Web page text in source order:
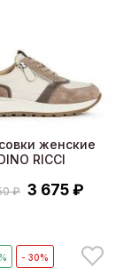
женские
RICCI
₽ 3 675 ₽
- 30%